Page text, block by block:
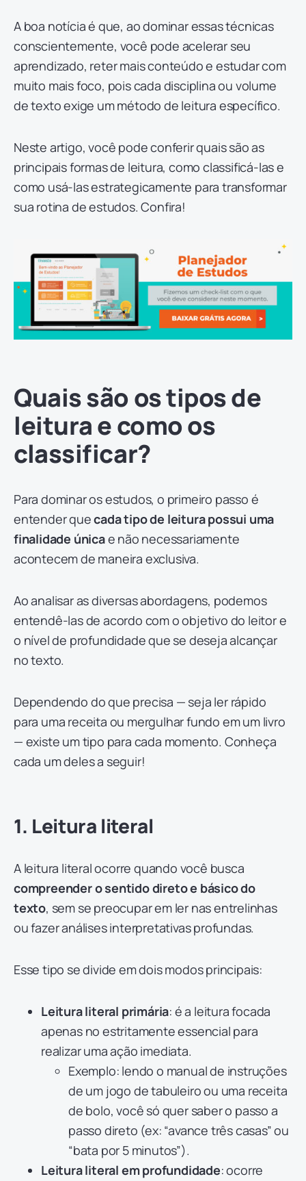
A boa notícia é que, ao dominar essas técnicas
conscientemente, você pode acelerar seu
aprendizado, reter mais conteúdo e estudar com
muito mais foco, pois cada disciplina ou volume
de texto exige um método de leitura específico.
Neste artigo, você pode conferir quais são as
principais formas de leitura, como classificá-las e
como usá-las estrategicamente para transformar
sua rotina de estudos. Confira!
Quais são os tipos de
leitura e como os
classificar?
Para dominar os estudos, o primeiro passo é
entender quecada tipo de leitura possui uma
finalidade únicae não necessariamente
acontecem de maneira exclusiva.
Ao analisar as diversas abordagens, podemos
entendê-las de acordo com o objetivo do leitor e
o nível de profundidade que se deseja alcançar
no texto.
Dependendo do que precisa — seja ler rápido
para uma receita ou mergulhar fundo em um livro
— existe um tipo para cada momento. Conheça
cada um deles a seguir!
1. Leitura literal
A leitura literal ocorre quando você busca
compreender o sentido direto e básico do
texto, sem se preocupar em ler nas entrelinhas
ou fazer análises interpretativas profundas.
Esse tipo se divide em dois modos principais:
Leitura literal primária: é a leitura focada
apenas no estritamente essencial para
realizar uma ação imediata.
Exemplo: lendo o manual de instruções
de um jogo de tabuleiro ou uma receita
de bolo, você só quer saber o passo a
passo direto (ex: “avance três casas” ou
“bata por 5 minutos”).
Leitura literal em profundidade: ocorre